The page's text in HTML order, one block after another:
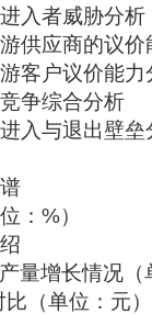
入者威胁分析
供应商的议价
客户议价能力
争综合分析
入与退出壁垒
：%）
量增长情况（
（单位：元）